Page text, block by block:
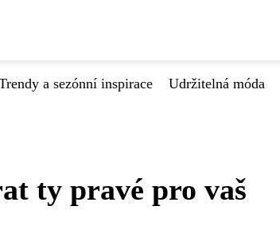
a sezónní inspirace Udržitelná móda
ty pravé pro vaš